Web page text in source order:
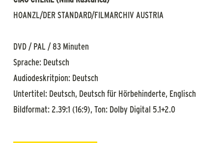
HOANZL/DER STANDARD/FILMARCHIV AUSTRIA
DVD / PAL / 83 Minuten
Sprache: Deutsch
Audiodeskritpion: Deutsch
Untertitel: Deutsch, Deutsch für Hörbehinderte, Englisch
Bildformat: 2.39:1 (16:9), Ton: Dolby Digital 5.1+2.0